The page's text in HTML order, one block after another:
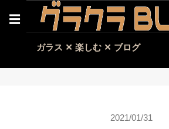
☰
ガラス ✕ 楽しむ ✕ ブログ
2021/01/31